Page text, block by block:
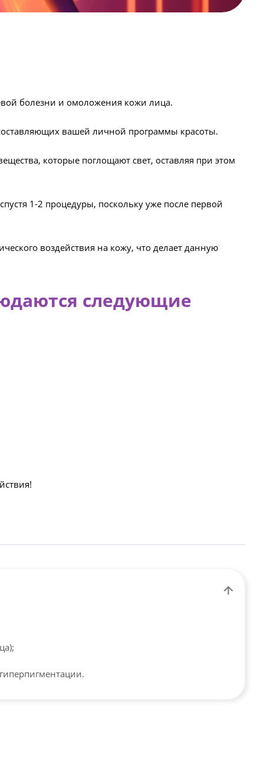
болезни и омоложения кожи лица.
вашей личной программы красоты.
которые поглощают свет, оставляя при этом
1-2 процедуры, поскольку уже после первой
воздействия на кожу, что делает данную
следующие